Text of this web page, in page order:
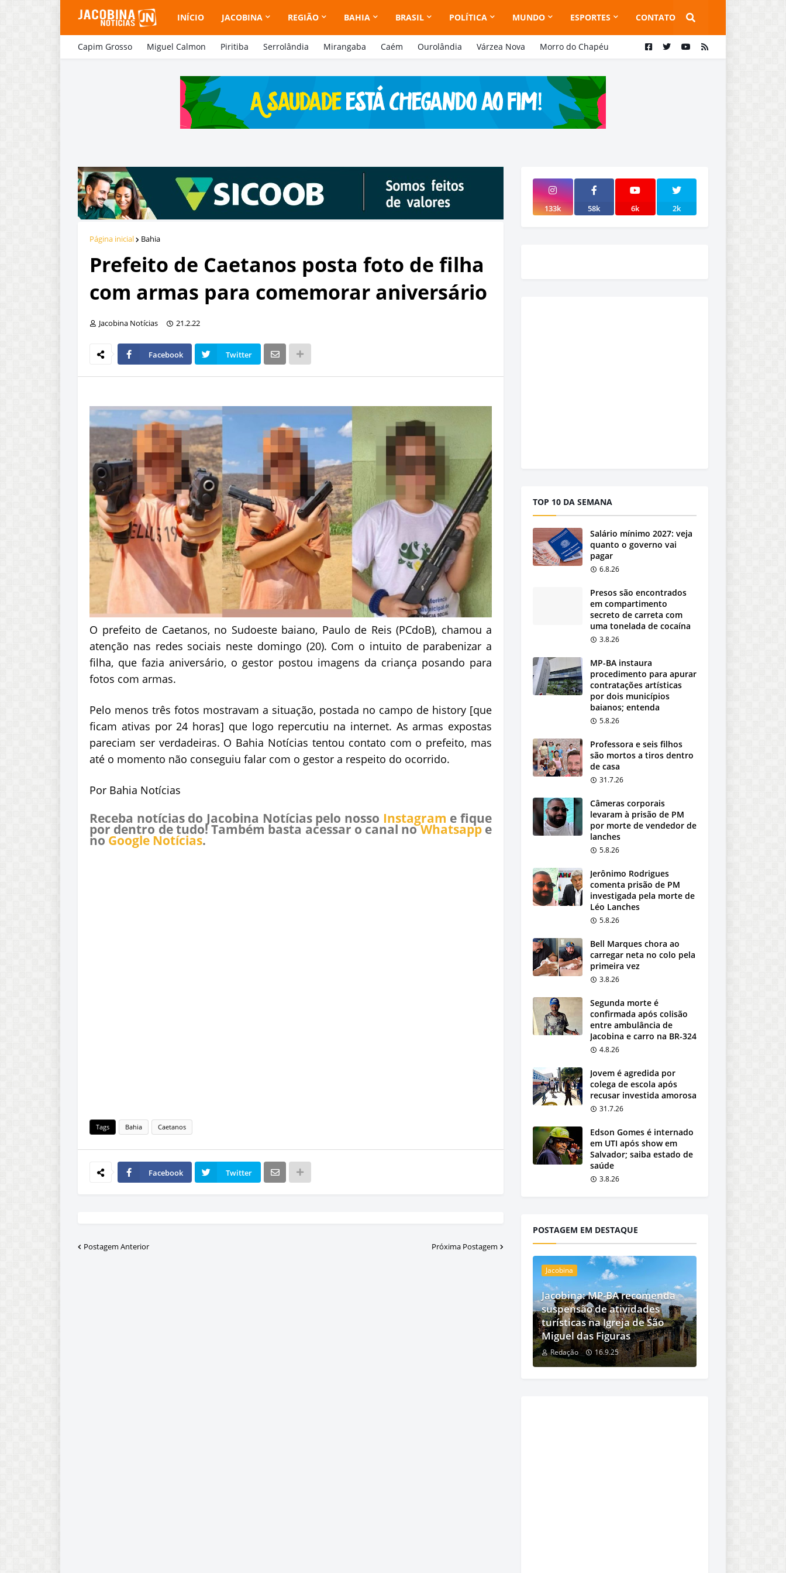
INÍCIO JACOBINA REGIÃO BAHIA BRASIL POLÍTICA MUNDO ESPORTES CONTATO
Capim Grosso Miguel Calmon Piritiba Serrolândia Mirangaba Caém Ourolândia Várzea Nova Morro do Chapéu
Página inicial Bahia
Prefeito de Caetanos posta foto de filha
com armas para comemorar aniversário
Jacobina Notícias 21.2.22
Facebook Twitter
O prefeito de Caetanos, no Sudoeste baiano, Paulo de Reis (PCdoB), chamou a
atenção nas redes sociais neste domingo (20). Com o intuito de parabenizar a
filha, que fazia aniversário, o gestor postou imagens da criança posando para
fotos com armas.
Pelo menos três fotos mostravam a situação, postada no campo de history [que
ficam ativas por 24 horas] que logo repercutiu na internet. As armas expostas
pareciam ser verdadeiras. O Bahia Notícias tentou contato com o prefeito, mas
até o momento não conseguiu falar com o gestor a respeito do ocorrido.
Por Bahia Notícias
Receba notícias do Jacobina Notícias pelo nosso Instagram e fique
por dentro de tudo! Também basta acessar o canal noWhatsappe
no Google Notícias.
Tags Bahia Caetanos
Facebook Twitter
Postagem Anterior Próxima Postagem
133k 58k 6k 2k
TOP 10 DA SEMANA
Salário mínimo 2027: veja
quanto o governo vai
pagar
6.8.26
Presos são encontrados
em compartimento
secreto de carreta com
uma tonelada de cocaína
3.8.26
MP-BA instaura
procedimento para apurar
contratações artísticas
por dois municípios
baianos; entenda
5.8.26
Professora e seis filhos
são mortos a tiros dentro
de casa
31.7.26
Câmeras corporais
levaram à prisão de PM
por morte de vendedor de
lanches
5.8.26
Jerônimo Rodrigues
comenta prisão de PM
investigada pela morte de
Léo Lanches
5.8.26
Bell Marques chora ao
carregar neta no colo pela
primeira vez
3.8.26
Segunda morte é
confirmada após colisão
entre ambulância de
Jacobina e carro na BR-324
4.8.26
Jovem é agredida por
colega de escola após
recusar investida amorosa
31.7.26
Edson Gomes é internado
em UTI após show em
Salvador; saiba estado de
saúde
3.8.26
POSTAGEM EM DESTAQUE
Jacobina
Jacobina: MP-BA recomenda
suspensão de atividades
turísticas na Igreja de São
Miguel das Figuras
Redação 16.9.25